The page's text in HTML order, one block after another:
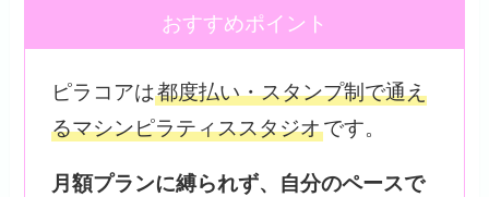
おすすめポイント
ピラコアは都度払い・スタンプ制で通え
るマシンピラティススタジオです。
月額プランに縛られず、自分のペースで